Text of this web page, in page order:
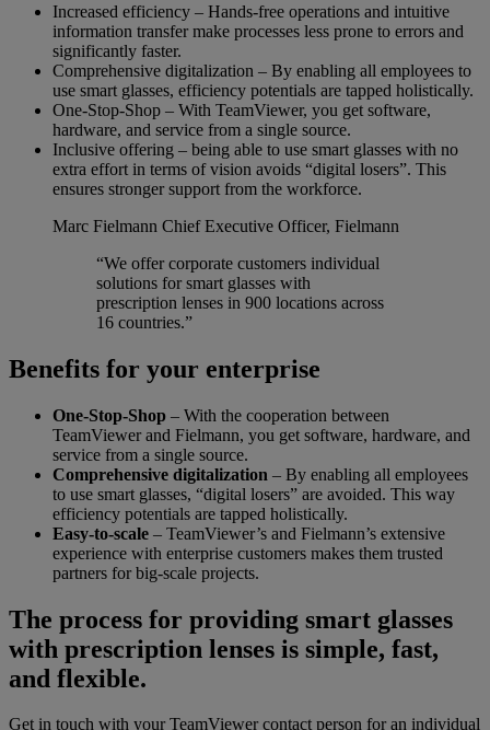
Increased efficiency – Hands-free operations and intuitive
information transfer make processes less prone to errors and
significantly faster.
Comprehensive digitalization – By enabling all employees to
use smart glasses, efficiency potentials are tapped holistically.
One-Stop-Shop – With TeamViewer, you get software,
hardware, and service from a single source.
Inclusive offering – being able to use smart glasses with no
extra effort in terms of vision avoids “digital losers”. This
ensures stronger support from the workforce.
Marc Fielmann Chief Executive Officer, Fielmann
“We offer corporate customers individual
solutions for smart glasses with
prescription lenses in 900 locations across
16 countries.”
Benefits for your enterprise
One-Stop-Shop – With the cooperation between
TeamViewer and Fielmann, you get software, hardware, and
service from a single source.
Comprehensive digitalization – By enabling all employees
to use smart glasses, “digital losers” are avoided. This way
efficiency potentials are tapped holistically.
Easy-to-scale – TeamViewer’s and Fielmann’s extensive
experience with enterprise customers makes them trusted
partners for big-scale projects.
The process for providing smart glasses
with prescription lenses is simple, fast,
and flexible.
Get in touch with your TeamViewer contact person for an individual